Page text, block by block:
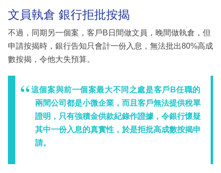
文員執倉 銀行拒批按揭
不過，同期另一個案，客戶B日間做文員，晚間做執倉，但
申請按揭時，銀行告知只會計一份入息，無法批出80%高成
數按揭，令他大失預算。
這個案與前一個案最大不同之處是客戶B任職的
兩間公司都是小微企業，而且客戶無法提供稅單
證明，只有強積金供款紀錄作證據，令銀行懷疑
其中一份入息的真實性，於是拒批高成數按揭申
請。